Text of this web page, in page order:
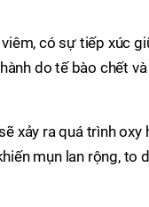
có sự tiếp xúc
do tế bào chết
xảy ra quá trình oxy
mụn lan rộng, to